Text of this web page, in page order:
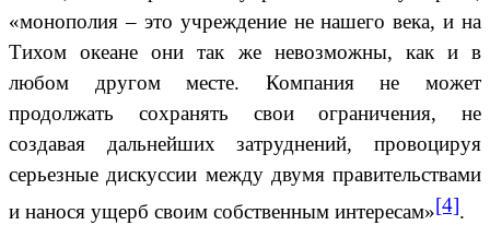
«монополия – это учреждение не нашего века, и на
Тихом океане они так же невозможны, как и в
любом другом месте. Компания не может
продолжать сохранять свои ограничения, не
создавая дальнейших затруднений, провоцируя
серьезные дискуссии между двумя правительствами
и нанося ущерб своим собственным интересам»[4].